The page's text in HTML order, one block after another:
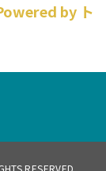
by ト
RESERVED.